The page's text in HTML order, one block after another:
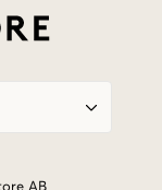
AB